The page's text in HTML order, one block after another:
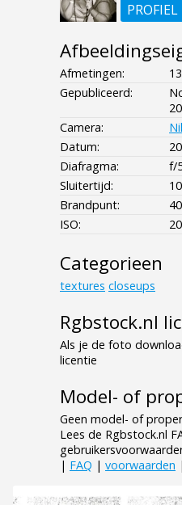
PROFIEL
Afmetingen:
Gepubliceerd:
Camera:
Datum:
Diafragma:
f/
Sluitertijd:
Brandpunt:
ISO:
Categorieen
textures closeups
Rgbstock.nl
Als je de foto
licentie
Model- of
Geen model- of
Lees de Rgbstock.nl
| FAQ | voorwaarden |